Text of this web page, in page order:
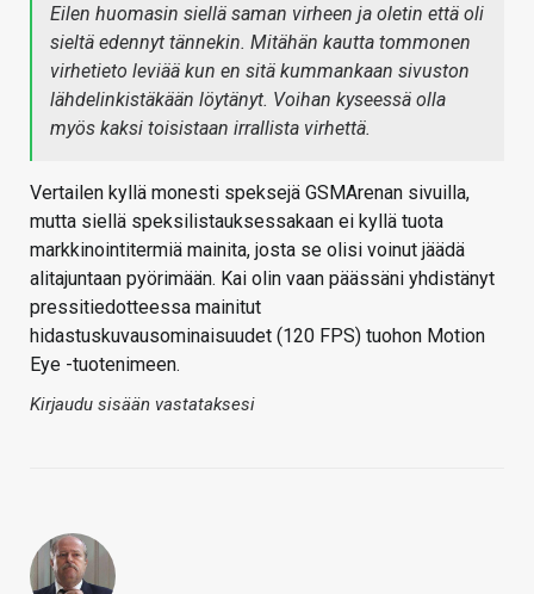
Eilen huomasin siellä saman virheen ja oletin että oli
sieltä edennyt tännekin. Mitähän kautta tommonen
virhetieto leviää kun en sitä kummankaan sivuston
lähdelinkistäkään löytänyt. Voihan kyseessä olla
myös kaksi toisistaan irrallista virhettä.
Vertailen kyllä monesti speksejä GSMArenan sivuilla,
mutta siellä speksilistauksessakaan ei kyllä tuota
markkinointitermiä mainita, josta se olisi voinut jäädä
alitajuntaan pyörimään. Kai olin vaan päässäni yhdistänyt
pressitiedotteessa mainitut
hidastuskuvausominaisuudet (120 FPS) tuohon Motion
Eye -tuotenimeen.
Kirjaudu sisään vastataksesi